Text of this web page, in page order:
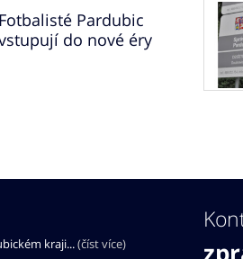
Fotbalisté Pardubic
do nové éry
kraji...(číst více)